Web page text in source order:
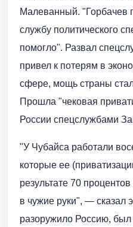
Малеванный. "Горбачев
службу политического
помогло". Развал
привел к потерям в
сфере, мощь страны
Прошла "чековая
России спецслужбами
"У Чубайса работали
которые ее
результате 70
в чужие руки", — сказал
разоружило Россию, был